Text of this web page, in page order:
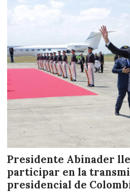
Presidente Abinader
participar en la
presidencial de